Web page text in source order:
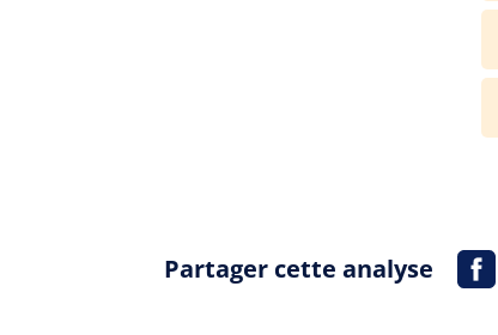
Partager cette analyse